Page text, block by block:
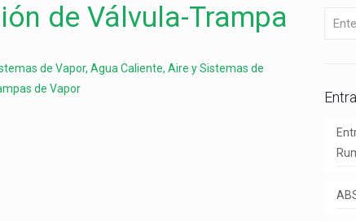
de Válvula-Trampa
de Vapor, Agua Caliente, Aire y Sistemas de
de Vapor